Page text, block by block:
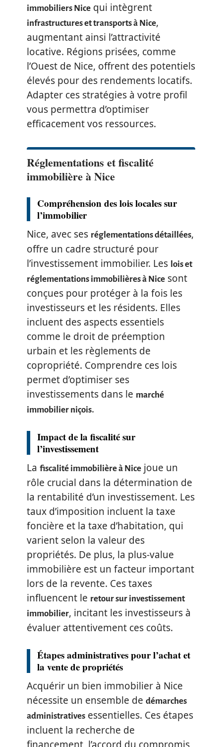
immobiliers Nice qui intègrent
infrastructures et transports à Nice,
augmentant ainsi l’attractivité
locative. Régions prisées, comme
l’Ouest de Nice, offrent des potentiels
élevés pour des rendements locatifs.
Adapter ces stratégies à votre profil
vous permettra d’optimiser
efficacement vos ressources.
Réglementations et fiscalité
immobilière à Nice
Compréhension des lois locales sur
l’immobilier
Nice, avec ses réglementations détaillées,
offre un cadre structuré pour
l’investissement immobilier. Les lois et
réglementations immobilières à Nice sont
conçues pour protéger à la fois les
investisseurs et les résidents. Elles
incluent des aspects essentiels
comme le droit de préemption
urbain et les règlements de
copropriété. Comprendre ces lois
permet d’optimiser ses
investissements dans le marché
immobilier niçois.
Impact de la fiscalité sur
l’investissement
La fiscalité immobilière à Nice joue un
rôle crucial dans la détermination de
la rentabilité d’un investissement. Les
taux d’imposition incluent la taxe
foncière et la taxe d’habitation, qui
varient selon la valeur des
propriétés. De plus, la plus-value
immobilière est un facteur important
lors de la revente. Ces taxes
influencent le retour sur investissement
immobilier, incitant les investisseurs à
évaluer attentivement ces coûts.
Étapes administratives pour l’achat et
la vente de propriétés
Acquérir un bien immobilier à Nice
nécessite un ensemble de démarches
administratives essentielles. Ces étapes
incluent la recherche de
financement, l’accord du compromis